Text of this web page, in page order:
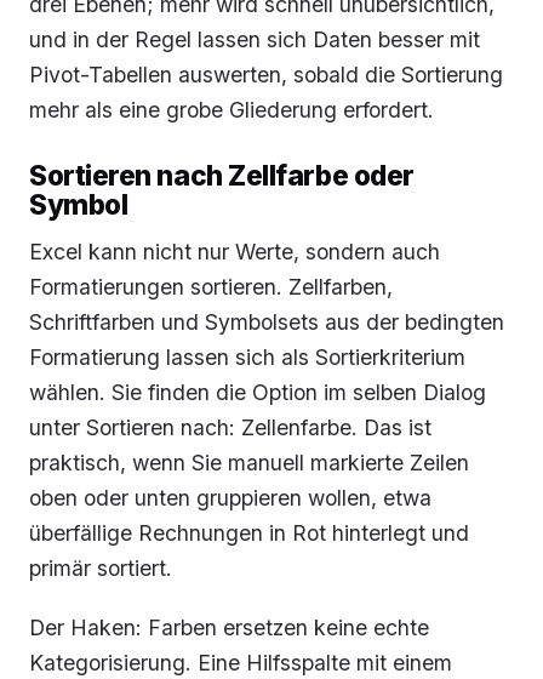
und in der Regel lassen sich Daten besser mit
Pivot-Tabellen auswerten, sobald die Sortierung
mehr als eine grobe Gliederung erfordert.
Sortieren nach Zellfarbe oder
Symbol
Excel kann nicht nur Werte, sondern auch
Formatierungen sortieren. Zellfarben,
Schriftfarben und Symbolsets aus der bedingten
Formatierung lassen sich als Sortierkriterium
wählen. Sie finden die Option im selben Dialog
unter Sortieren nach: Zellenfarbe. Das ist
praktisch, wenn Sie manuell markierte Zeilen
oben oder unten gruppieren wollen, etwa
überfällige Rechnungen in Rot hinterlegt und
primär sortiert.
Der Haken: Farben ersetzen keine echte
Kategorisierung. Eine Hilfsspalte mit einem